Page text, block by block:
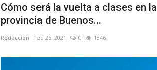
Cómo será la vuelta a clases en la
provincia de Buenos...
Redaccion Feb 25, 2021 0 1846